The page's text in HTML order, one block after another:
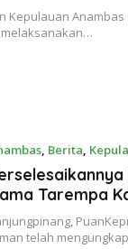
Kepulauan Anambas
melaksanakan…
, Berita,
Tarempa
telah